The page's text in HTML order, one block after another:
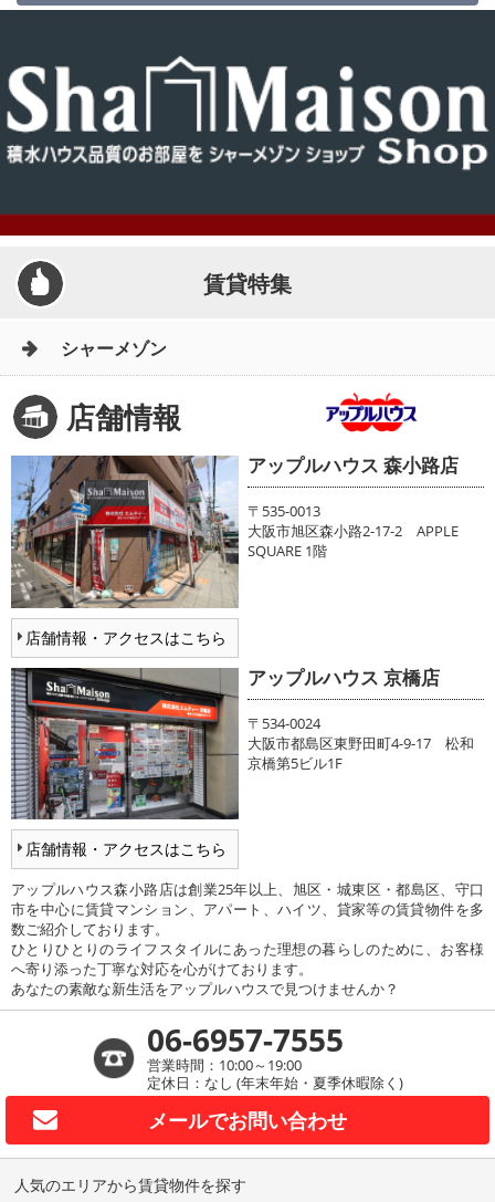
賃貸特集
シャーメゾン
店舗情報
店舗情報・アクセスはこちら
アップルハウス 森小路店
〒535-0013
大阪市旭区森小路2-17-2 APPLE
SQUARE 1階
店舗情報・アクセスはこちら
アップルハウス 京橋店
〒534-0024
大阪市都島区東野田町4-9-17 松和
京橋第5ビル1F
アップルハウス森小路店は創業25年以上、旭区・城東区・都島区、守口
市を中心に賃貸マンション、アパート、ハイツ、貸家等の賃貸物件を多
数ご紹介しております。
ひとりひとりのライフスタイルにあった理想の暮らしのために、お客様
へ寄り添った丁寧な対応を心がけております。
あなたの素敵な新生活をアップルハウスで見つけませんか？
06-6957-7555
営業時間：10:00～19:00
定休日：なし (年末年始・夏季休暇除く)
メールでお問い合わせ
人気のエリアから賃貸物件を探す